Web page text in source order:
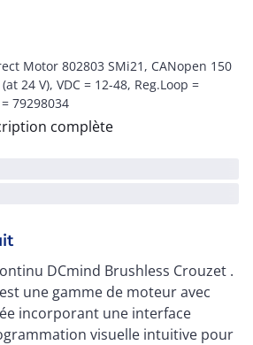
Motor 802803 SMi21, CANopen 150
24 V), VDC = 12-48, Reg.Loop =
79298034
complète
DCmind Brushless Crouzet .
une gamme de moteur avec
incorporant une interface
visuelle intuitive pour